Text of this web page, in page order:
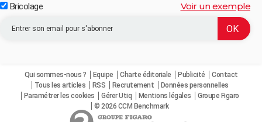
Bricolage Voir un exemple
Qui sommes-nous ? Equipe Charte éditoriale Publicité
Contact
Tous les articles
RSS Recrutement
Données personnelles
Paramétrer les cookies
Gérer Utiq Mentions légales
Groupe Figaro
© 2026 CCM Benchmark